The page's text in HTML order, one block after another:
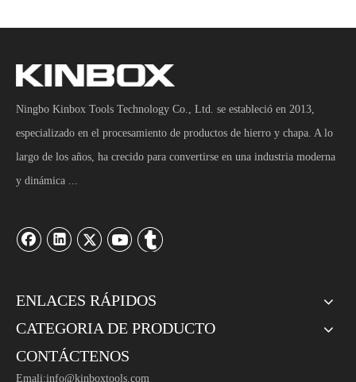
Ningbo Kinbox Tools Technology Co., Ltd. se estableció en 2013,
especializado en el procesamiento de productos de hierro y chapa. A lo
largo de los años, ha crecido para convertirse en una industria moderna
y dinámica ...
ENLACES RÁPIDOS
CATEGORIA DE PRODUCTO
CONTÁCTENOS
Emali:info@kinboxtools.com